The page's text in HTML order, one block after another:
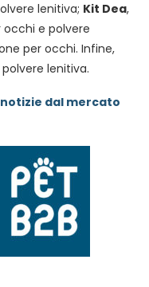
lenitiva; Kit Dea,
e polvere
per occhi. Infine,
lenitiva.
dal mercato